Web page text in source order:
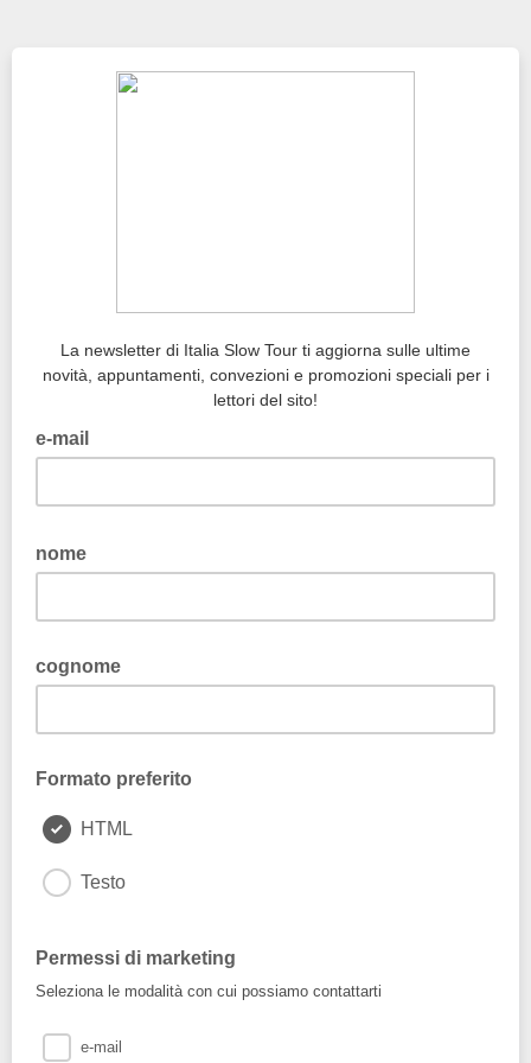
La newsletter di Italia Slow Tour ti aggiorna sulle ultime
novità, appuntamenti, convezioni e promozioni speciali per i
lettori del sito!
e-mail
nome
cognome
Formato preferito
HTML
Testo
Permessi di marketing
Seleziona le modalità con cui possiamo contattarti
e-mail